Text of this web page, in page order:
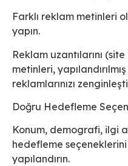
Farklı reklam metinleri
yapın.
Reklam uzantılarını
metinleri,
reklamlarınızı
Doğru Hedefleme
Konum, demografi, ilgi
hedefleme
yapılandırın.